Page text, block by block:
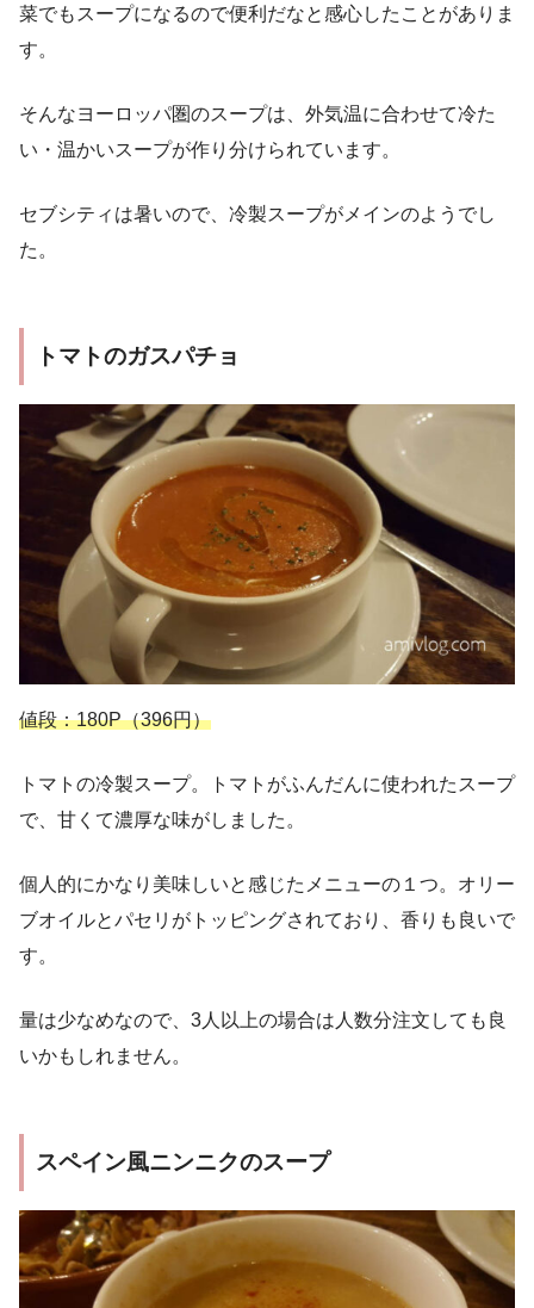
菜でもスープになるので便利だなと感心したことがありま
す。
そんなヨーロッパ圏のスープは、外気温に合わせて冷た
い・温かいスープが作り分けられています。
セブシティは暑いので、冷製スープがメインのようでし
た。
トマトのガスパチョ
値段：180P（396円）
トマトの冷製スープ。トマトがふんだんに使われたスープ
で、甘くて濃厚な味がしました。
個人的にかなり美味しいと感じたメニューの１つ。オリー
ブオイルとパセリがトッピングされており、香りも良いで
す。
量は少なめなので、3人以上の場合は人数分注文しても良
いかもしれません。
スペイン風ニンニクのスープ